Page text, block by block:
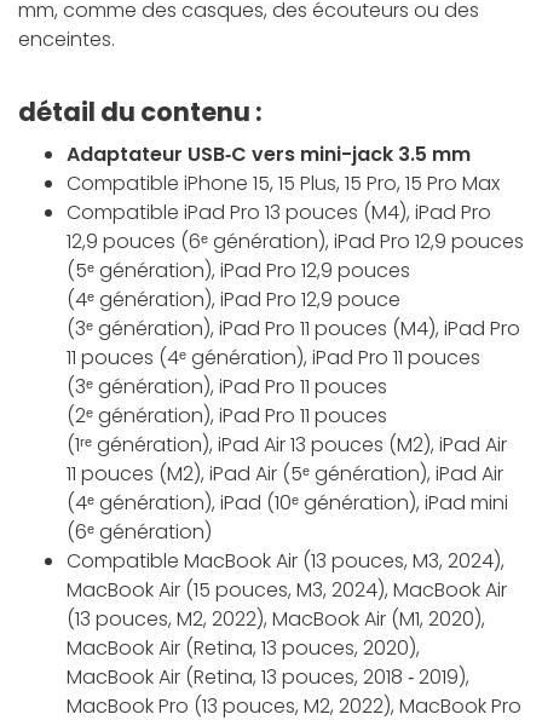
mm, comme des casques, des écouteurs ou des
enceintes.
détail du contenu :
Adaptateur USB‑C vers mini-jack 3.5 mm
Compatible iPhone 15, 15 Plus, 15 Pro, 15 Pro Max
Compatible iPad Pro 13 pouces (M4), iPad Pro
12,9 pouces (6ᵉ génération), iPad Pro 12,9 pouces
(5ᵉ génération), iPad Pro 12,9 pouces
(4ᵉ génération), iPad Pro 12,9 pouce
(3ᵉ génération), iPad Pro 11 pouces (M4), iPad Pro
11 pouces (4ᵉ génération), iPad Pro 11 pouces
(3ᵉ génération), iPad Pro 11 pouces
(2ᵉ génération), iPad Pro 11 pouces
(1ʳᵉ génération), iPad Air 13 pouces (M2), iPad Air
11 pouces (M2), iPad Air (5ᵉ génération), iPad Air
(4ᵉ génération), iPad (10ᵉ génération), iPad mini
(6ᵉ génération)
Compatible MacBook Air (13 pouces, M3, 2024),
MacBook Air (15 pouces, M3, 2024), MacBook Air
(13 pouces, M2, 2022), MacBook Air (M1, 2020),
MacBook Air (Retina, 13 pouces, 2020),
MacBook Air (Retina, 13 pouces, 2018 ‑ 2019),
MacBook Pro (13 pouces, M2, 2022), MacBook Pro